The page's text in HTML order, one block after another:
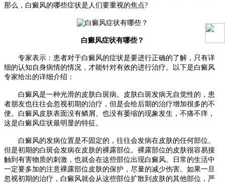
那么，白癜风的哪些症状是人们要重视的焦点?
白癜风症状有哪些？
专家表示：患者对于白癜风的症状是要进行正确的了解，只有详
细的认知自身病情的情况，才能针对有效的进行治疗。以下是白癜风
专家给出的详细介绍：
白癜风是一种光滑的皮肤白斑病。皮肤白斑发病无自觉性的，患
者朋友也往往会忽视初期的治疗，但是会给后期的治疗增加很多的不
便。白癜风皮肤表面没有鳞屑、也没有萎缩的现象发生，不痛不痒，
这是白癜风症状最明显的特征。
白癜风的发病位置是不固定的，往往会发病在皮肤的任何部位。
但是初期的白斑会发病在皮肤的裸露部位。裸露部位的皮肤很容易接
触到有害物质的刺激，也就会在这些部位出现白癜风。日常的生活中
一定要多加的注意裸露部位皮肤的保护，尽量的减少伤害。如果一旦
忽视初期的治疗，白癜风就会从这些部位扩散到皮肤的其他部位，严